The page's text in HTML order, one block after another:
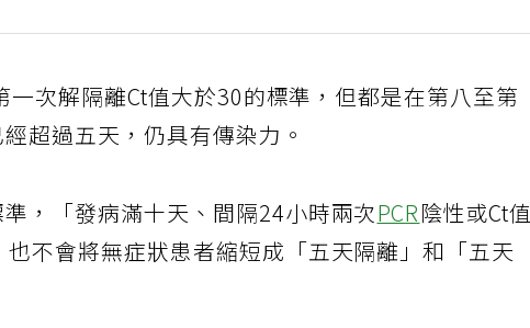
次解隔離Ct值大於30的標準，但都是在第八至第
超過五天，仍具有傳染力。
，「發病滿十天、間隔24小時兩次PCR陰性或Ct
不會將無症狀患者縮短成「五天隔離」和「五天